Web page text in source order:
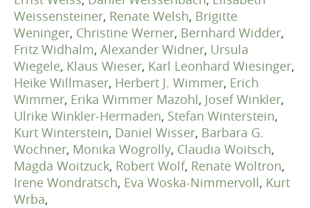
Weissensteiner, Renate Welsh, Brigitte
Weninger, Christine Werner, Bernhard Widder,
Fritz Widhalm, Alexander Widner, Ursula
Wiegele, Klaus Wieser, Karl Leonhard Wiesinger,
Heike Willmaser, Herbert J. Wimmer, Erich
Wimmer, Erika Wimmer Mazohl, Josef Winkler,
Ulrike Winkler-Hermaden, Stefan Winterstein,
Kurt Winterstein, Daniel Wisser, Barbara G.
Wochner, Monika Wogrolly, Claudia Woitsch,
Magda Woitzuck, Robert Wolf, Renate Woltron,
Irene Wondratsch, Eva Woska-Nimmervoll, Kurt
Wrba,